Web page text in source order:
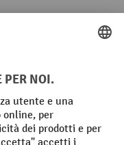
Impronta